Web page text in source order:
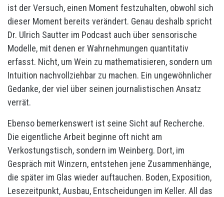
ist der Versuch, einen Moment festzuhalten, obwohl sich
dieser Moment bereits verändert. Genau deshalb spricht
Dr. Ulrich Sautter im Podcast auch über sensorische
Modelle, mit denen er Wahrnehmungen quantitativ
erfasst. Nicht, um Wein zu mathematisieren, sondern um
Intuition nachvollziehbar zu machen. Ein ungewöhnlicher
Gedanke, der viel über seinen journalistischen Ansatz
verrät.
Ebenso bemerkenswert ist seine Sicht auf Recherche.
Die eigentliche Arbeit beginne oft nicht am
Verkostungstisch, sondern im Weinberg. Dort, im
Gespräch mit Winzern, entstehen jene Zusammenhänge,
die später im Glas wieder auftauchen. Boden, Exposition,
Lesezeitpunkt, Ausbau, Entscheidungen im Keller. All das